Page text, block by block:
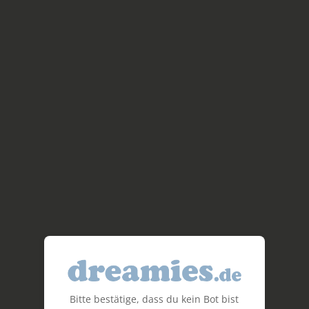
Bitte bestätige, dass du kein Bot bist